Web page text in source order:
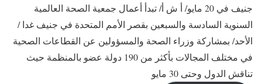
جنيف في 20 مايو/ أ ش أ/ تبدأ أعمال جمعية الصحة العالمية
السنوية السادسة والسبعين بقصر الأمم المتحدة في جنيف غدا /
الأحد/ بمشاركة وزراء الصحة والمسؤولين عن القطاعات الصحية
في مختلف المجالات بأكثر من 190 دولة عضو بالمنظمة حيث
تناقش الدول وحتى 30 مايو